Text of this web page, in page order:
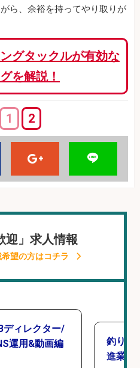
ら、余裕を持ってやり取りが
グタックルが有効な
を解説！
1 2
迎」求人情報
望の方はコチラ
ディレクター/
運用&動画編
釣り具
進業務